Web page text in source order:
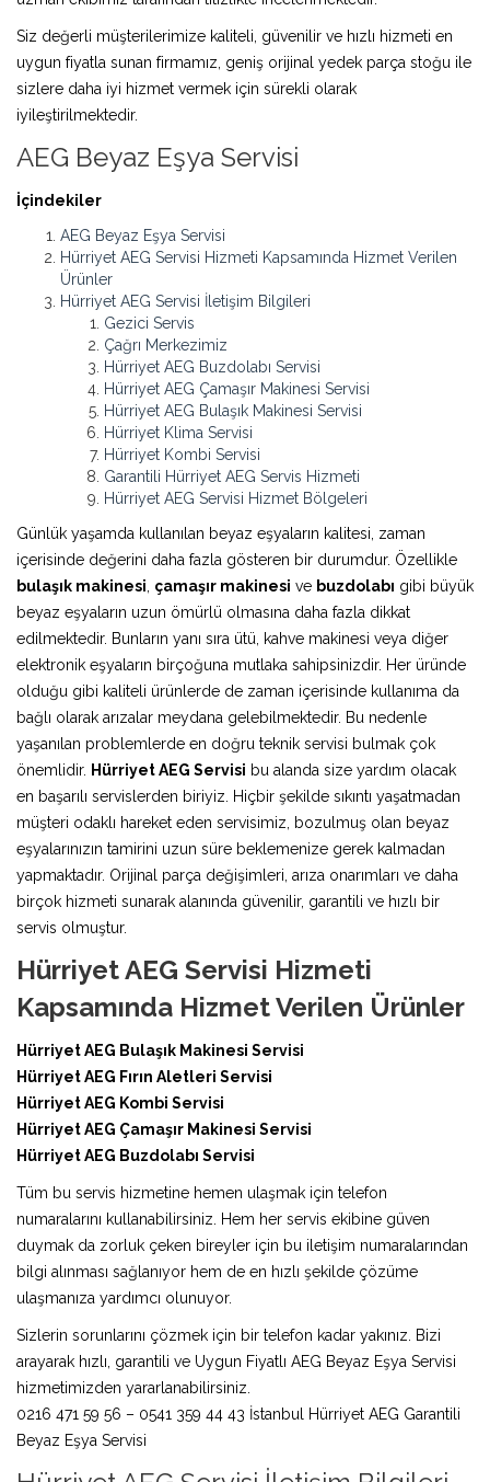
Siz değerli müşterilerimize kaliteli, güvenilir ve hızlı hizmeti en
uygun fiyatla sunan firmamız, geniş orijinal yedek parça stoğu ile
sizlere daha iyi hizmet vermek için sürekli olarak
iyileştirilmektedir.
AEG Beyaz Eşya Servisi
İçindekiler
AEG Beyaz Eşya Servisi
Hürriyet AEG Servisi Hizmeti Kapsamında Hizmet Verilen
Ürünler
Hürriyet AEG Servisi İletişim Bilgileri
Gezici Servis
Çağrı Merkezimiz
Hürriyet AEG Buzdolabı Servisi
Hürriyet AEG Çamaşır Makinesi Servisi
Hürriyet AEG Bulaşık Makinesi Servisi
Hürriyet Klima Servisi
Hürriyet Kombi Servisi
Garantili Hürriyet AEG Servis Hizmeti
Hürriyet AEG Servisi Hizmet Bölgeleri
Günlük yaşamda kullanılan beyaz eşyaların kalitesi, zaman
içerisinde değerini daha fazla gösteren bir durumdur. Özellikle
bulaşık makinesi çamaşır makinesi ve buzdolabı gibi büyük
beyaz eşyaların uzun ömürlü olmasına daha fazla dikkat
edilmektedir. Bunların yanı sıra ütü, kahve makinesi veya diğer
elektronik eşyaların birçoğuna mutlaka sahipsinizdir. Her üründe
olduğu gibi kaliteli ürünlerde de zaman içerisinde kullanıma da
bağlı olarak arızalar meydana gelebilmektedir. Bu nedenle
yaşanılan problemlerde en doğru teknik servisi bulmak çok
önemlidir. Hürriyet AEG Servisi bu alanda size yardım olacak
en başarılı servislerden biriyiz. Hiçbir şekilde sıkıntı yaşatmadan
müşteri odaklı hareket eden servisimiz, bozulmuş olan beyaz
eşyalarınızın tamirini uzun süre beklemenize gerek kalmadan
yapmaktadır. Orijinal parça değişimleri, arıza onarımları ve daha
birçok hizmeti sunarak alanında güvenilir, garantili ve hızlı bir
servis olmuştur.
Hürriyet AEG Servisi Hizmeti
Kapsamında Hizmet Verilen Ürünler
Hürriyet AEG Bulaşık Makinesi Servisi
Hürriyet AEG Fırın Aletleri Servisi
Hürriyet AEG Kombi Servisi
Hürriyet AEG Çamaşır Makinesi Servisi
Hürriyet AEG Buzdolabı Servisi
Tüm bu servis hizmetine hemen ulaşmak için telefon
numaralarını kullanabilirsiniz. Hem her servis ekibine güven
duymak da zorluk çeken bireyler için bu iletişim numaralarından
bilgi alınması sağlanıyor hem de en hızlı şekilde çözüme
ulaşmanıza yardımcı olunuyor.
Sizlerin sorunlarını çözmek için bir telefon kadar yakınız. Bizi
arayarak hızlı, garantili ve Uygun Fiyatlı AEG Beyaz Eşya Servisi
hizmetimizden yararlanabilirsiniz.
0216 471 59 56 – 0541 359 44 43 İstanbul Hürriyet AEG Garantili
Beyaz Eşya Servisi